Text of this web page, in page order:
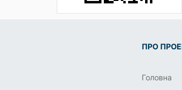
ПРО
Головна